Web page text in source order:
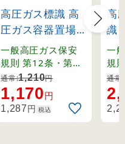
高圧ガス標識 高
圧ガス容器置場
高205 (39205)
一般高圧ガス保安
規則 第12条・第13
条・第70条・関係
例示基準1-4-1,2、
その他。
通常:1,210円
1,170円
1,287円 税込
高
識
ガ
火
入
一
規
条
例
そ
通常: